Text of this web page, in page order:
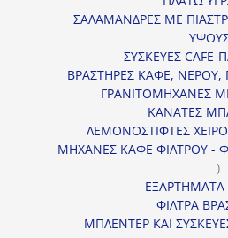
ΣΑΛΑΜΑΝΔΡΕΣ ΜΕ
ΣΥΣΚΕΥΕΣ CAFE-
ΒΡΑΣΤΗΡΕΣ ΚΑΦΕ, ΝΕΡΟΥ,
ΓΡΑΝΙΤΟΜΗΧΑΝΕΣ
ΚΑΝΑΤΕΣ
ΛΕΜΟΝΟΣΤΙΦΤΕΣ
ΜΗΧΑΝΕΣ ΚΑΦΕ ΦΙΛΤΡΟΥ -
16
ΕΞΑΡΤΗΜΑΤΑ
ΦΙΛΤΡΑ
ΜΠΛΕΝΤΕΡ ΚΑΙ